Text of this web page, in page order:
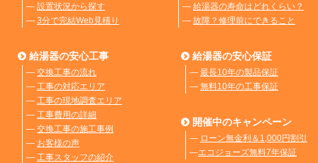
― 設置状況から探す
― 3分で完結Web見積り
― 給湯器の寿命はどれくらい？
― 故障？修理前にできること
給湯器の安心工事
― 交換工事の流れ
― 工事の対応エリア
― 工事の現地調査エリア
― 工事費用の詳細
― 交換工事の施工事例
― お客様の声
― 工事スタッフの紹介
給湯器の安心保証
― 最長10年の製品保証
― 無料10年の工事保証
開催中のキャンペーン
― ローン無金利＆1,000円割引
―エコジョーズ無料7年保証